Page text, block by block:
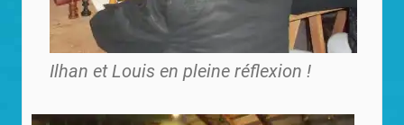
Ilhan et Louis en pleine réflexion !